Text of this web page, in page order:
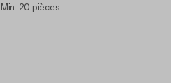
Min. 20 pièces